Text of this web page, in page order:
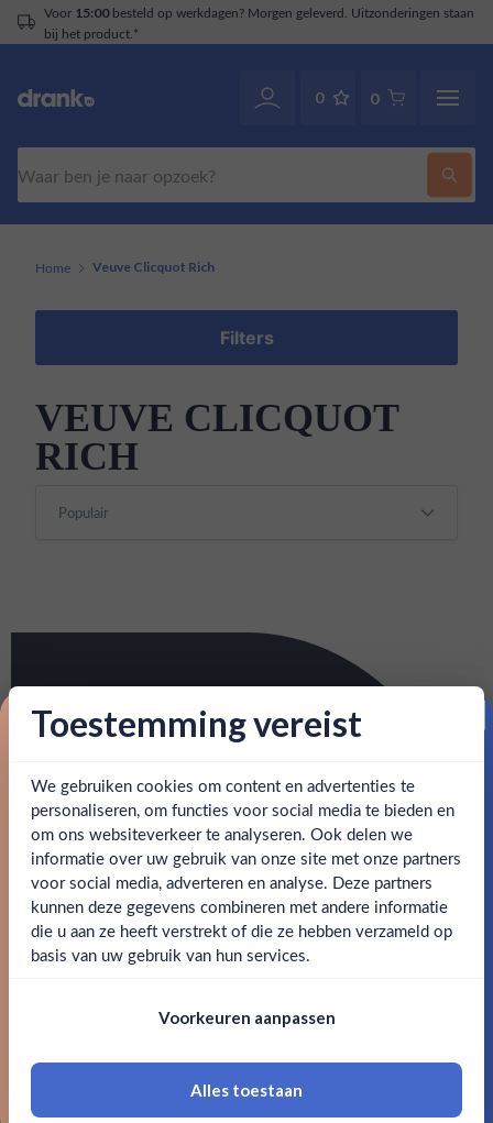
Voor 15:00besteld op werkdagen? Morgen geleverd. Uitzonderingen staan
bij het product.*
0 0
Ben jij 18 jaar of ouder?
Ja Nee
18 jaar of ouder zijn
Home Veuve Clicquot Rich
Filters
VEUVE CLICQUOT
RICH
Toestemming vereist
We gebruiken cookies om content en advertenties te
personaliseren, om functies voor social media te bieden en
om ons websiteverkeer te analyseren. Ook delen we
informatie over uw gebruik van onze site met onze partners
voor social media, adverteren en analyse. Deze partners
kunnen deze gegevens combineren met andere informatie
die u aan ze heeft verstrekt of die ze hebben verzameld op
basis van uw gebruik van hun services.
Voorkeuren aanpassen
Alles toestaan
Proost op je eerste korting!
Schrijf je in en ontvang direct 5% korting op je eerste
bestelling.
Email
Claim mijn korting